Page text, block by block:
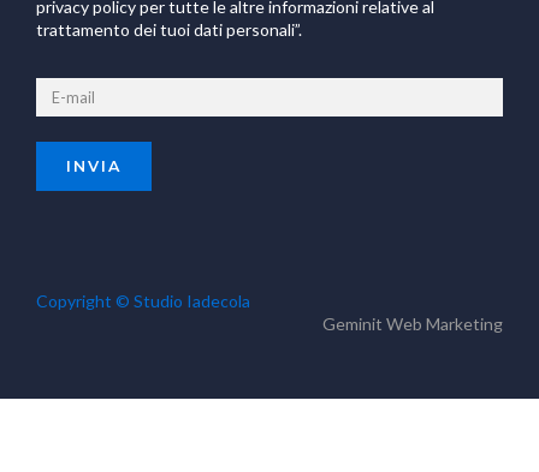
privacy policy per tutte le altre informazioni relative al
trattamento dei tuoi dati personali”.
Copyright © Studio Iadecola
Geminit Web Marketing